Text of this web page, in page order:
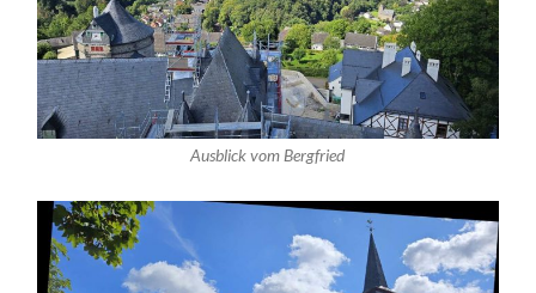
Ausblick vom Bergfried